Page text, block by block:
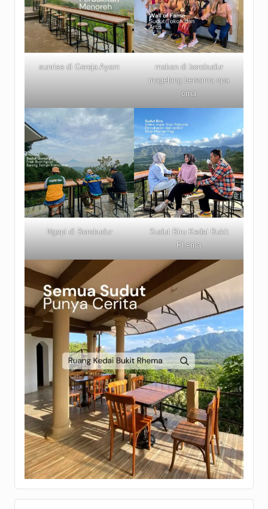
sunrise di Gereja Ayam
makan di borobudur
magelang bersama opa
oma
Ngopi di Borobudur
Sudut Biru Kedai Bukit
Rhema